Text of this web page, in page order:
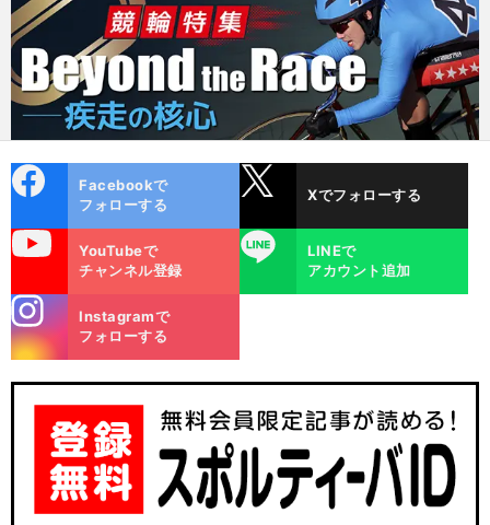
ok
Facebookで
フォローする
Xでフォローする
YouTubeで
チャンネル登録
LINE
LINEで
アカウント追加
m
Instagramで
フォローする